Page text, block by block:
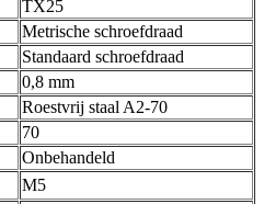
TX25
Metrische schroefdraad
Standaard schroefdraad
0,8 mm
Roestvrij staal A2-70
70
Onbehandeld
M5